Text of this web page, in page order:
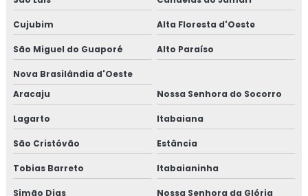
Cujubim Alta Floresta d'Oeste
São Miguel do Guaporé Alto Paraíso
Nova Brasilândia d'Oeste
Aracaju
Nossa Senhora do Socorro
Lagarto Itabaiana
São Cristóvão Estância
Tobias Barreto Itabaianinha
Simão Dias Nossa Senhora da Glória